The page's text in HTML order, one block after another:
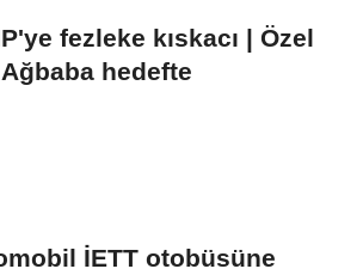
fezleke kıskacı | Özel
hedefte
İETT otobüsüne